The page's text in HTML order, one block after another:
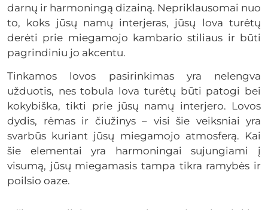
darnų ir harmoningą dizainą. Nepriklausomai nuo
to, koks jūsų namų interjeras, jūsų lova turėtų
derėti prie miegamojo kambario stiliaus ir būti
pagrindiniu jo akcentu.
Tinkamos lovos pasirinkimas yra nelengva
užduotis, nes tobula lova turėtų būti patogi bei
kokybiška, tikti prie jūsų namų interjero. Lovos
dydis, rėmas ir čiužinys – visi šie veiksniai yra
svarbūs kuriant jūsų miegamojo atmosferą. Kai
šie elementai yra harmoningai sujungiami į
visumą, jūsų miegamasis tampa tikra ramybės ir
poilsio oaze.